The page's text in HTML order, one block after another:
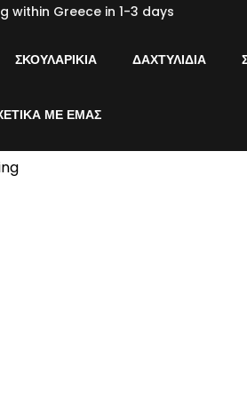
within Greece in 1-3 days
ΣΚΟΥΛΑΡΊΚΙΑ ΔΑΧΤΥΛΊΔΙΑ
ΜΕ ΕΜΆΣ